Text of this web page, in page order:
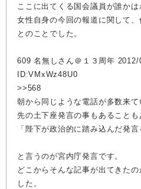
ここに出てくる国会議員が誰か
女性自身の今回の報道に関して
とのことでした。
609 名無しさん＠１３周年
ID:VMxWz48U0
>>568
朝から同じような電話が多数来て
先の土下座発言の事もあることも
「陛下が政治的に踏み込んだ発
と言うのが宮内庁発言です。
どこからそんな記事が出てきた
した。